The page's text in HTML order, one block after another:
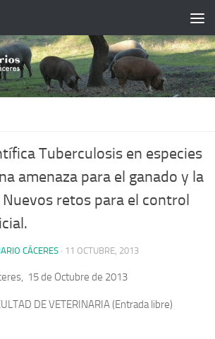
Tuberculosis en especies
amenaza para el ganado y la
retos para el control
CÁCERES · 11 OCTUBRE, 2013
15 de Octubre de 2013
DE VETERINARIA (Entrada libre)